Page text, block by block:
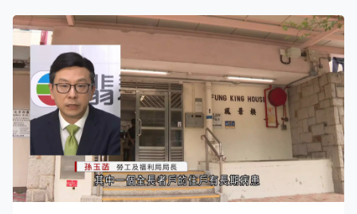
陳茂波亦會拜會相關中央部委、當地領導等。 代表團一行
30多人，包括引進辦、投資推廣署、港投公司、科技園、
數碼港、港深創科園等高層，以及商關創科企業。陳茂波
星期六晚返港。